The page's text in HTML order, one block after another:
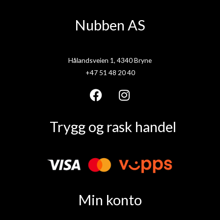
Nubben AS
Hålandsveien 1, 4340 Bryne
+47 51 48 20 40
F
c
b
o
I
s
g
m
Trygg og rask handel
Min konto